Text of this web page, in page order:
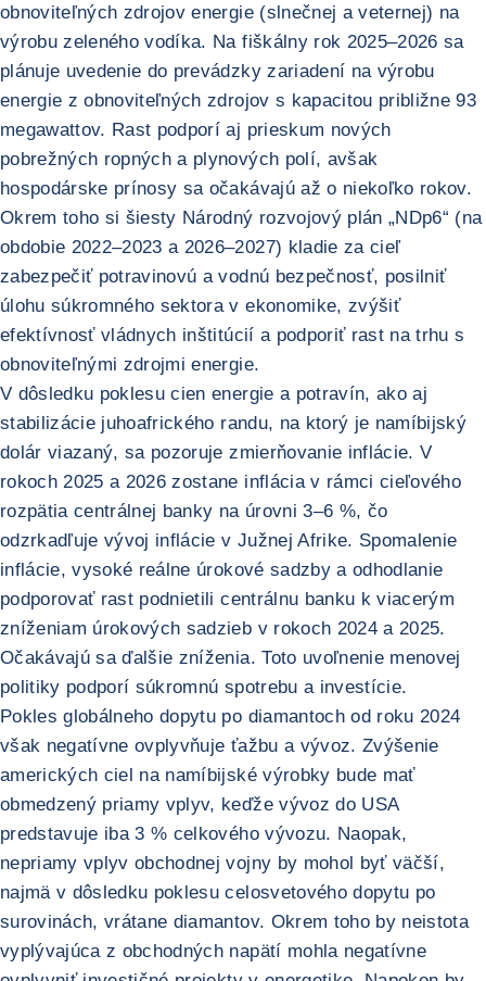
obnoviteľných zdrojov energie (slnečnej a veternej) na
výrobu zeleného vodíka. Na fiškálny rok 2025–2026 sa
plánuje uvedenie do prevádzky zariadení na výrobu
energie z obnoviteľných zdrojov s kapacitou približne 93
megawattov. Rast podporí aj prieskum nových
pobrežných ropných a plynových polí, avšak
hospodárske prínosy sa očakávajú až o niekoľko rokov.
Okrem toho si šiesty Národný rozvojový plán „NDp6“ (na
obdobie 2022–2023 a 2026–2027) kladie za cieľ
zabezpečiť potravinovú a vodnú bezpečnosť, posilniť
úlohu súkromného sektora v ekonomike, zvýšiť
efektívnosť vládnych inštitúcií a podporiť rast na trhu s
obnoviteľnými zdrojmi energie.
V dôsledku poklesu cien energie a potravín, ako aj
stabilizácie juhoafrického randu, na ktorý je namíbijský
dolár viazaný, sa pozoruje zmierňovanie inflácie. V
rokoch 2025 a 2026 zostane inflácia v rámci cieľového
rozpätia centrálnej banky na úrovni 3–6 %, čo
odzrkadľuje vývoj inflácie v Južnej Afrike. Spomalenie
inflácie, vysoké reálne úrokové sadzby a odhodlanie
podporovať rast podnietili centrálnu banku k viacerým
zníženiam úrokových sadzieb v rokoch 2024 a 2025.
Očakávajú sa ďalšie zníženia. Toto uvoľnenie menovej
politiky podporí súkromnú spotrebu a investície.
Pokles globálneho dopytu po diamantoch od roku 2024
však negatívne ovplyvňuje ťažbu a vývoz. Zvýšenie
amerických ciel na namíbijské výrobky bude mať
obmedzený priamy vplyv, keďže vývoz do USA
predstavuje iba 3 % celkového vývozu. Naopak,
nepriamy vplyv obchodnej vojny by mohol byť väčší,
najmä v dôsledku poklesu celosvetového dopytu po
surovinách, vrátane diamantov. Okrem toho by neistota
vyplývajúca z obchodných napätí mohla negatívne